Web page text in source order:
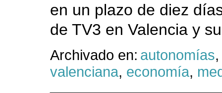
en un plazo de diez
de TV3 en Valencia y
Archivado en: autonomías
valenciana, economía,